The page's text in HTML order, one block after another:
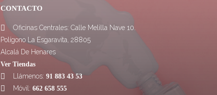
CONTACTO

Oficinas Centrales: Calle Melilla Nave 10.
Polígono La Esgaravita, 28805
Alcalá De Henares
Ver Tiendas
 Llámenos: 91 883 43 53
 Móvil: 662 658 555